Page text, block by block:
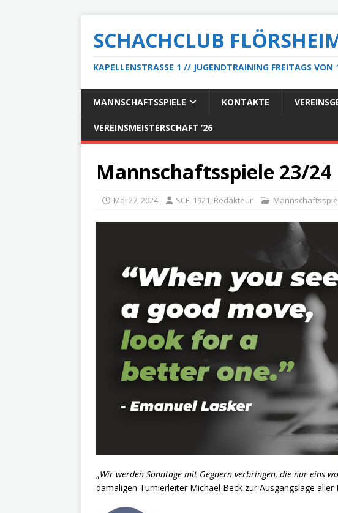
SCHACHCLUB
KAPELLENSTRASSE 1 // JUGENDTRAINING FREITAGS
MANNSCHAFTSSPIELE KONTAKTE
VEREINSMEISTERSCHAFT ’26
Mannschaftsspiele 23/24
Mai 27, 2024 SCF_1921_Redakteur
„Wir werden Sonntage mit Gegnern verbringen, die nur eins
damaligen Turnierleiter Michael Beck zur Ausgangslage